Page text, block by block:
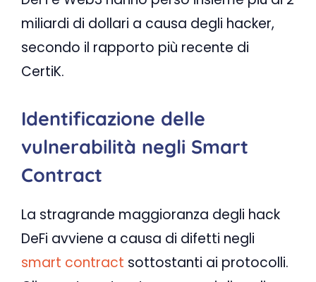
miliardi di dollari a causa degli hacker,
secondo il rapporto più recente di
CertiK.
Identificazione delle
vulnerabilità negli Smart
Contract
La stragrande maggioranza degli hack
DeFi avviene a causa di difetti negli
smart contract sottostanti ai protocolli.